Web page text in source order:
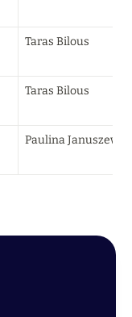
Taras Bilous
Taras Bilous
Paulina